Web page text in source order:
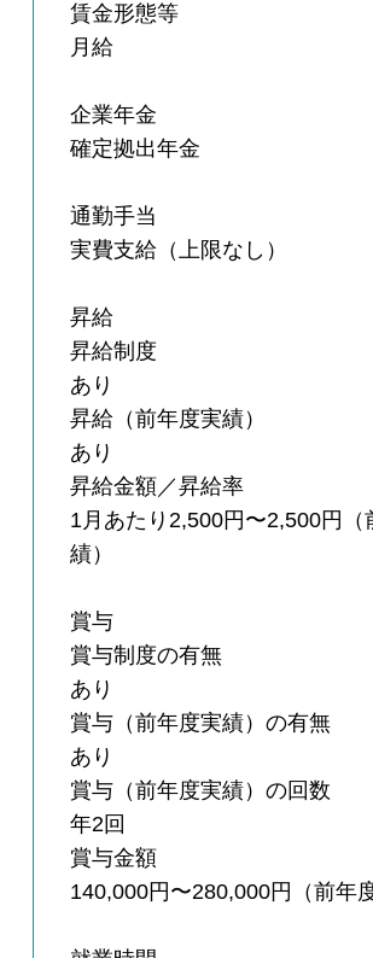
賃金形態等
月給
企業年金
確定拠出年金
通勤手当
実費支給（上限なし）
昇給
昇給制度
あり
昇給（前年度実績）
あり
昇給金額／昇給率
1月あたり2,500円〜2,500円（
績）
賞与
賞与制度の有無
あり
賞与（前年度実績）の有無
あり
賞与（前年度実績）の回数
年2回
賞与金額
140,000円〜280,000円（前年